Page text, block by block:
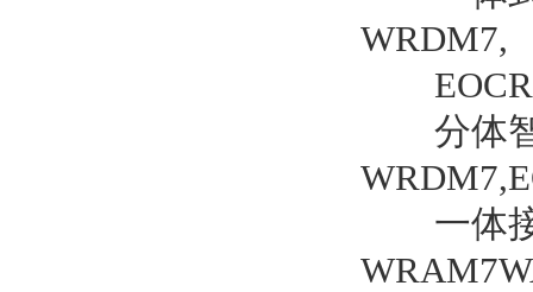
WRDM7,
分体智
一体接